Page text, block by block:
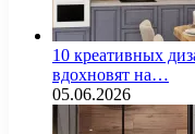
10 креативных
вдохновят на…
05.06.2026